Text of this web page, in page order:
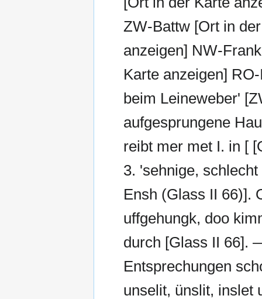
ZW-Battw [Ort in
anzeigen] NW-
Karte anzeigen]
beim Leineweber'
aufgesprungene
reibt mer met I. in [
3. 'sehnige,
Ensh (Glass II 66)].
uffgehungk, doo
durch [Glass II 66].
Entsprechungen
unselit, ünslit, inslet